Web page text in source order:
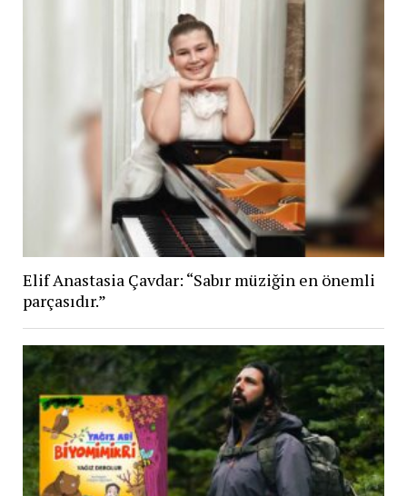
Elif Anastasia Çavdar: “Sabır müziğin en önemli
parçasıdır.”